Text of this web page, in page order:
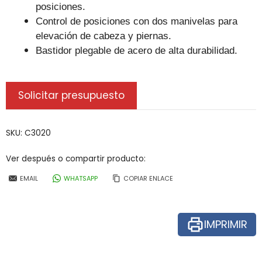
posiciones.
Control de posiciones con dos manivelas para
elevación de cabeza y piernas.
Bastidor plegable de acero de alta durabilidad.
Solicitar presupuesto
SKU: C3020
Ver después o compartir producto:
EMAIL WHATSAPP COPIAR ENLACE
IMPRIMIR